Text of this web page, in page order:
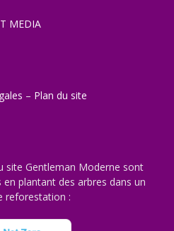
MEDIA
– Plan du site
site Gentleman Moderne sont
plantant des arbres dans un
reforestation :